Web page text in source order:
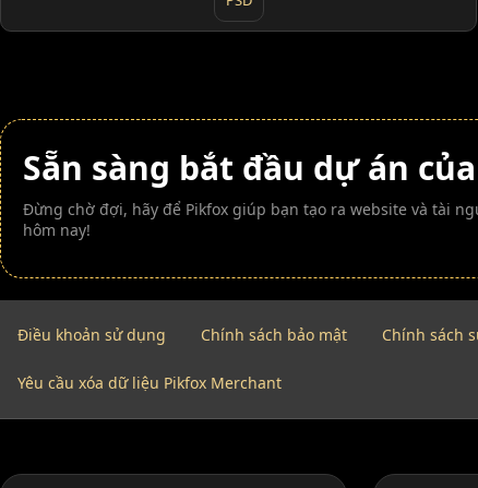
Sẵn sàng bắt đầu dự án
Đừng chờ đợi, hãy để Pikfox giúp bạn tạo ra website và tài
hôm nay!
Điều khoản sử dụng Chính sách bảo mật Chính sách
Yêu cầu xóa dữ liệu Pikfox Merchant